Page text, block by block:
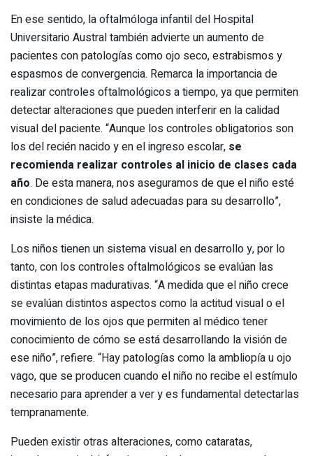
En ese sentido, la oftalmóloga infantil del Hospital
Universitario Austral también advierte un aumento de
pacientes con patologías como ojo seco, estrabismos y
espasmos de convergencia. Remarca la importancia de
realizar controles oftalmológicos a tiempo, ya que permiten
detectar alteraciones que pueden interferir en la calidad
visual del paciente. “Aunque los controles obligatorios son
los del recién nacido y en el ingreso escolar, se
recomienda realizar controles al inicio de clases cada
año. De esta manera, nos aseguramos de que el niño esté
en condiciones de salud adecuadas para su desarrollo”,
insiste la médica.
Los niños tienen un sistema visual en desarrollo y, por lo
tanto, con los controles oftalmológicos se evalúan las
distintas etapas madurativas. “A medida que el niño crece
se evalúan distintos aspectos como la actitud visual o el
movimiento de los ojos que permiten al médico tener
conocimiento de cómo se está desarrollando la visión de
ese niño”, refiere. “Hay patologías como la ambliopía u ojo
vago, que se producen cuando el niño no recibe el estímulo
necesario para aprender a ver y es fundamental detectarlas
tempranamente.
Pueden existir otras alteraciones, como cataratas,